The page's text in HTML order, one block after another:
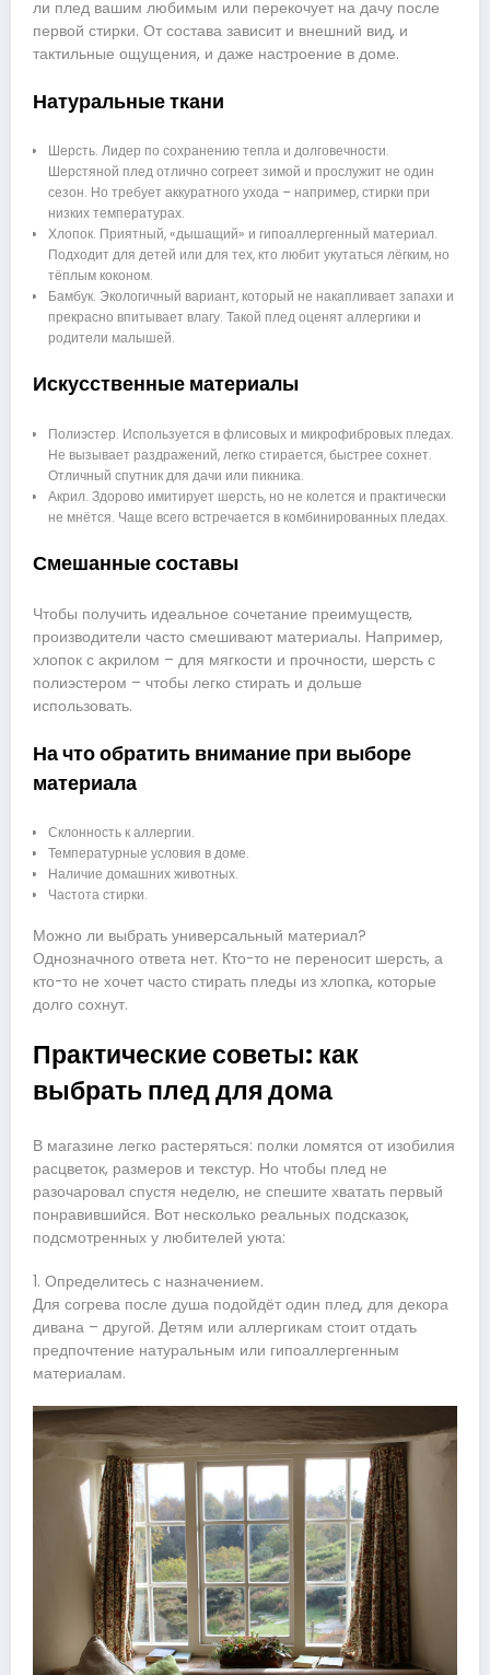
ли плед вашим любимым или перекочует на дачу после
первой стирки. От состава зависит и внешний вид, и
тактильные ощущения, и даже настроение в доме.
Натуральные ткани
Шерсть. Лидер по сохранению тепла и долговечности.
Шерстяной плед отлично согреет зимой и прослужит не один
сезон. Но требует аккуратного ухода – например, стирки при
низких температурах.
Хлопок. Приятный, «дышащий» и гипоаллергенный материал.
Подходит для детей или для тех, кто любит укутаться лёгким, но
тёплым коконом.
Бамбук. Экологичный вариант, который не накапливает запахи и
прекрасно впитывает влагу. Такой плед оценят аллергики и
родители малышей.
Искусственные материалы
Полиэстер. Используется в флисовых и микрофибровых пледах.
Не вызывает раздражений, легко стирается, быстрее сохнет.
Отличный спутник для дачи или пикника.
Акрил. Здорово имитирует шерсть, но не колется и практически
не мнётся. Чаще всего встречается в комбинированных пледах.
Смешанные составы
Чтобы получить идеальное сочетание преимуществ,
производители часто смешивают материалы. Например,
хлопок с акрилом – для мягкости и прочности, шерсть с
полиэстером – чтобы легко стирать и дольше
использовать.
На что обратить внимание при выборе
материала
Склонность к аллергии.
Температурные условия в доме.
Наличие домашних животных.
Частота стирки.
Можно ли выбрать универсальный материал?
Однозначного ответа нет. Кто-то не переносит шерсть, а
кто-то не хочет часто стирать пледы из хлопка, которые
долго сохнут.
Практические советы: как
выбрать плед для дома
В магазине легко растеряться: полки ломятся от изобилия
расцветок, размеров и текстур. Но чтобы плед не
разочаровал спустя неделю, не спешите хватать первый
понравившийся. Вот несколько реальных подсказок,
подсмотренных у любителей уюта:
1. Определитесь с назначением.
Для согрева после душа подойдёт один плед, для декора
дивана – другой. Детям или аллергикам стоит отдать
предпочтение натуральным или гипоаллергенным
материалам.